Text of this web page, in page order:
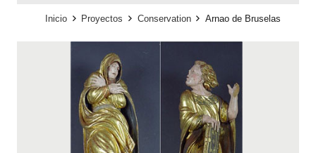
Inicio Proyectos Conservation Arnao de Bruselas